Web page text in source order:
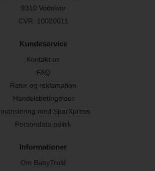
9310 Vodskov
CVR: 10020611
Kundeservice
Kontakt os
FAQ
Retur og reklamation
Handelsbetingelser
med SparXpress
Persondata politik
Informationer
Om BabyTrold